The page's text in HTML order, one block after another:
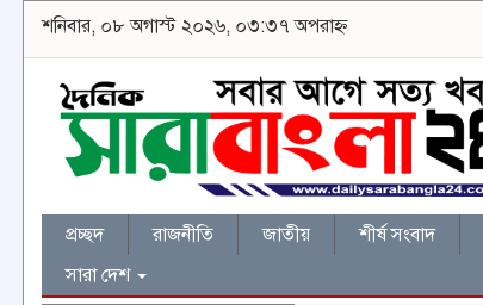
শনিবার, ০৮ অগাস্ট ২০২৬, ০৩:৩৭ অপরাহ্ন
প্রচ্ছদ রাজনীতি জাতীয় শীর্ষ সংবাদ
সারা দেশ